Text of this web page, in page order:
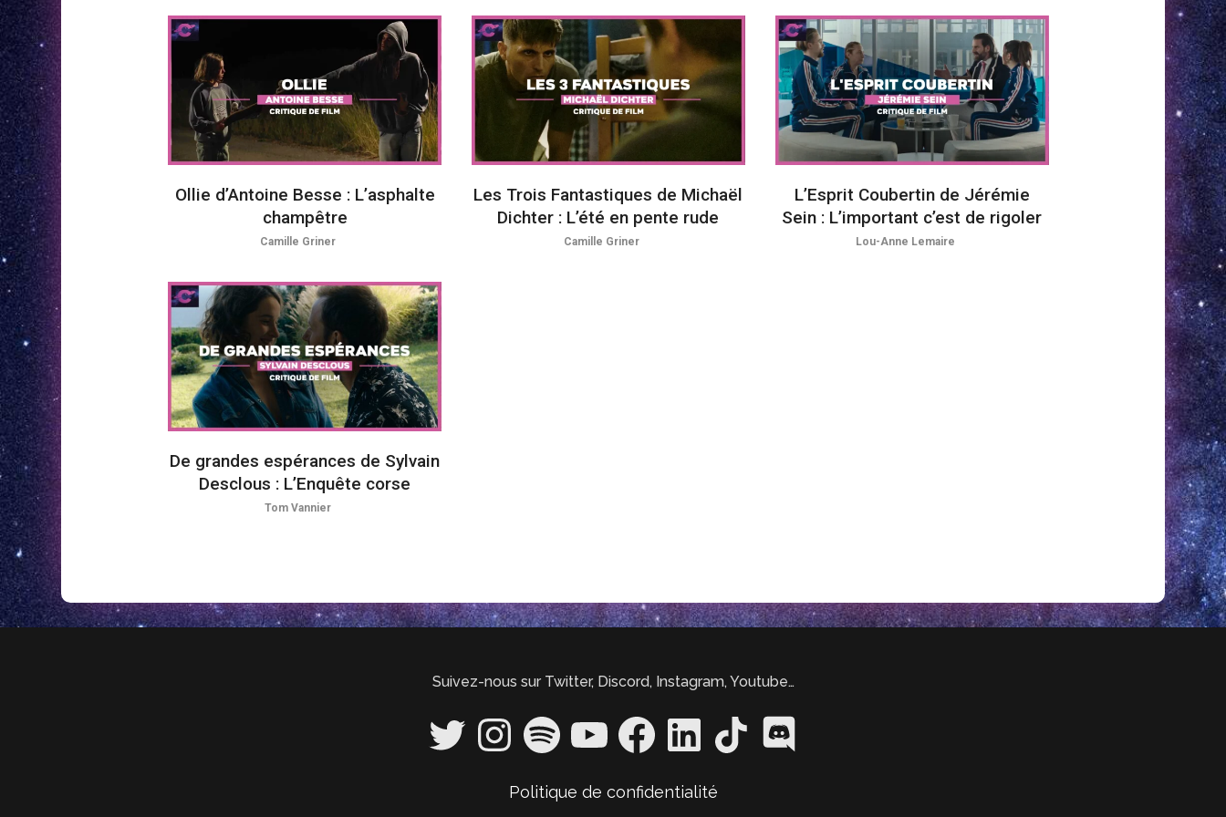
Ollie d’Antoine Besse : L’asphalte
champêtre
Camille Griner
Les Trois Fantastiques de Michaël
Dichter : L’été en pente rude
Camille Griner
L’Esprit Coubertin de Jérémie
Sein : L’important c’est de rigoler
Lou-Anne Lemaire
De grandes espérances de Sylvain
Desclous : L’Enquête corse
Tom Vannier
Suivez-nous sur Twitter, Discord, Instagram, Youtube…
Twitter InstagramSpotify YouTube FacebookLinkedIn TikTok Discord
Politique de confidentialité